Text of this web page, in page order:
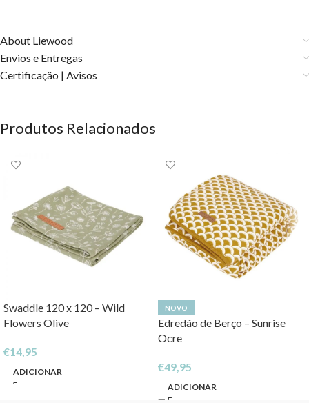
About Liewood
Envios e Entregas
Certificação | Avisos
Produtos Relacionados
Swaddle 120 x 120 – Wild
Flowers Olive
€14,95
ADICIONAR
NOVO
Edredão de Berço – Sunrise
Ocre
€49,95
ADICIONAR